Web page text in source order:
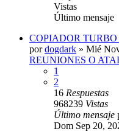
Vistas
Último mensaje
COPIADOR
pordogdark » Mié
REUNIONES O
1
2
16 Respuestas
968239 Vistas
Último mensaje
Dom Sep 20,